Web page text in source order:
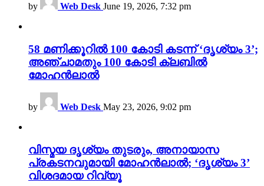
by Web Desk June 19, 2026, 7:32 pm
58 മണിക്കൂറിൽ 100 കോടി കടന്ന് ‘ദൃശ്യം 3’;
അഞ്ചാമതും 100 കോടി ക്ലബിൽ
മോഹൻലാൽ
by Web Desk May 23, 2026, 9:02 pm
വിസ്മയ ദൃശ്യം തുടരും, അനായാസ
പ്രകടനവുമായി മോഹൻലാൽ; ‘ദൃശ്യം 3’
വിശദമായ റിവ്യൂ